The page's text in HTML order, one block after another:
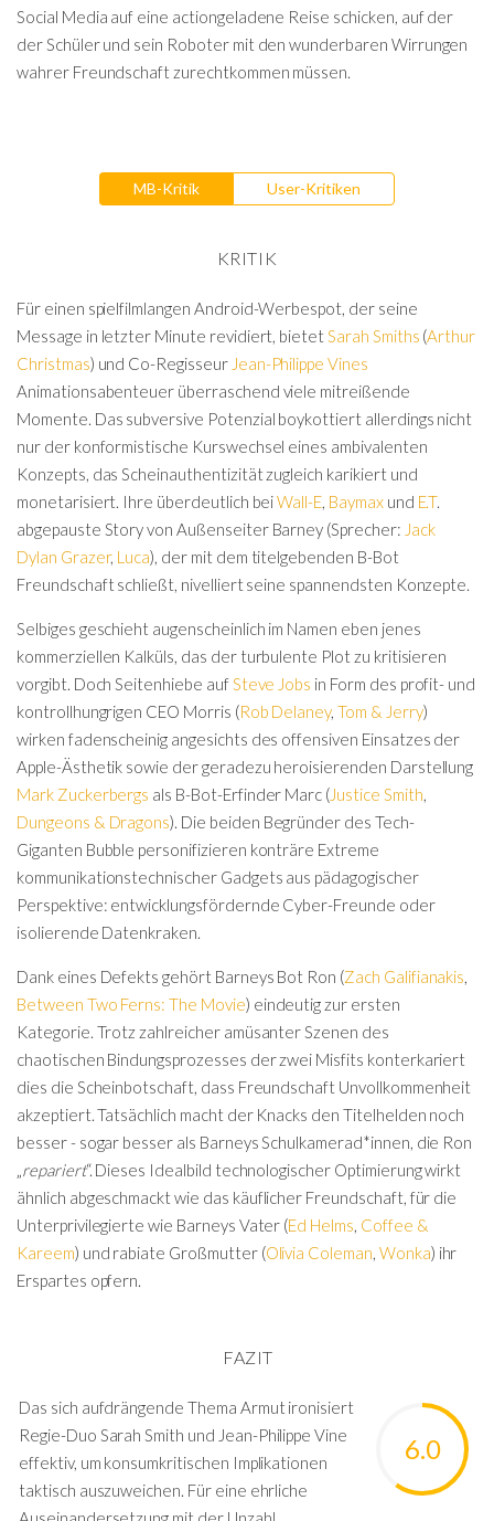
Social Media auf eine actiongeladene Reise schicken, auf der
der Schüler und sein Roboter mit den wunderbaren Wirrungen
wahrer Freundschaft zurechtkommen müssen.
MB-Kritik User-Kritiken
KRITIK
Für einen spielfilmlangen Android-Werbespot, der seine
Message in letzter Minute revidiert, bietet Sarah Smiths (Arthur
Christmas) und Co-Regisseur Jean-Philippe Vines
Animationsabenteuer überraschend viele mitreißende
Momente. Das subversive Potenzial boykottiert allerdings nicht
nur der konformistische Kurswechsel eines ambivalenten
Konzepts, das Scheinauthentizität zugleich karikiert und
monetarisiert. Ihre überdeutlich beiWall-E Baymaxund E.T.
abgepauste Story von Außenseiter Barney (Sprecher: Jack
Dylan Grazer, Luca), der mit dem titelgebenden B-Bot
Freundschaft schließt, nivelliert seine spannendsten Konzepte.
Selbiges geschieht augenscheinlich im Namen eben jenes
kommerziellen Kalküls, das der turbulente Plot zu kritisieren
vorgibt. Doch Seitenhiebe auf Steve Jobs in Form des profit- und
kontrollhungrigen CEO Morris (Rob Delaney,Tom & Jerry)
wirken fadenscheinig angesichts des offensiven Einsatzes der
Apple-Ästhetik sowie der geradezu heroisierenden Darstellung
Mark Zuckerbergs als B-Bot-Erfinder Marc ( Justice Smith
Dungeons & Dragons). Die beiden Begründer des Tech-
Giganten Bubble personifizieren konträre Extreme
kommunikationstechnischer Gadgets aus pädagogischer
Perspektive: entwicklungsfördernde Cyber-Freunde oder
isolierende Datenkraken.
Dank eines Defekts gehört Barneys Bot Ron (Zach Galifianakis
Between Two Ferns: The Movie) eindeutig zur ersten
Kategorie. Trotz zahlreicher amüsanter Szenen des
chaotischen Bindungsprozesses der zwei Misfits konterkariert
dies die Scheinbotschaft, dass Freundschaft Unvollkommenheit
akzeptiert. Tatsächlich macht der Knacks den Titelhelden noch
besser - sogar besser als Barneys Schulkamerad*innen, die Ron
repariert“. Dieses Idealbild technologischer Optimierung wirkt
ähnlich abgeschmackt wie das käuflicher Freundschaft, für die
Unterprivilegierte wie Barneys Vater (Ed Helms Coffee &
Kareem) und rabiate Großmutter (Olivia Coleman Wonka) ihr
Erspartes opfern.
FAZIT
6.0
Das sich aufdrängende Thema Armut ironisiert
Regie-Duo Sarah Smith und Jean-Philippe Vine
effektiv, um konsumkritischen Implikationen
taktisch auszuweichen. Für eine ehrliche